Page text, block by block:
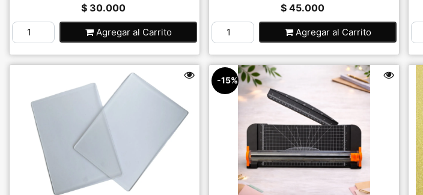
$ 30.000
Agregar al Carrito
$ 45.000
Agregar al Carrito
-15%